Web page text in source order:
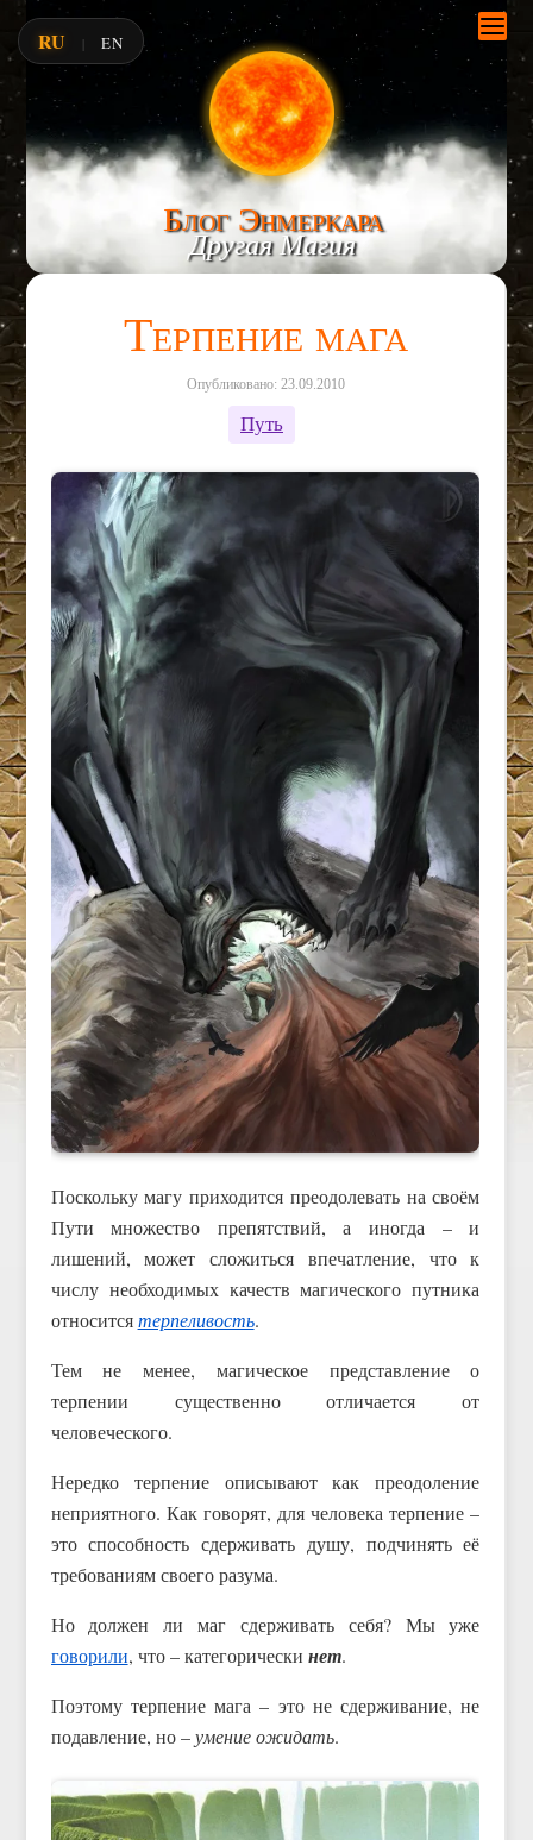
Блог Энмеркара
Другая Магия
Терпение мага
Опубликовано: 23.09.2010
Путь
Поскольку магу приходится преодолевать на своём
Пути множество препятствий, а иногда – и
лишений, может сложиться впечатление, что к
числу необходимых качеств магического путника
относитсятерпеливость.
Тем не менее, магическое представление о
терпении существенно отличается от
человеческого.
Нередко терпение описывают как преодоление
неприятного. Как говорят, для человека терпение –
это способность сдерживать душу, подчинять её
требованиям своего разума.
Но должен ли маг сдерживать себя? Мы уже
говорили, что – категорически нет.
Поэтому терпение мага – это не сдерживание, не
подавление, но –умение ожидать.
RU | EN